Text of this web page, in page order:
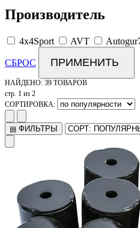
Производитель
4x4Sport AVT
СБРОС ПРИМЕНИТЬ
НАЙДЕНО: 39 ТОВАРОВ
стр. 1 из 2
СОРТИРОВКА:
▤ ФИЛЬТРЫ